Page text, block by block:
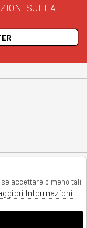
SULLA
90/A - 80053
accettare o meno tali
Informazioni